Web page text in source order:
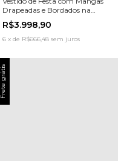
Drapeadas e Bordados na
Cintura
R$3.998,90
6 x de R$666,48 sem juros
Frete grátis